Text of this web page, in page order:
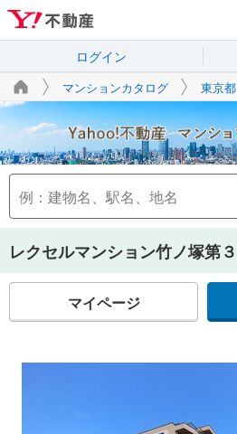
ログイン
マンションカタログ 東京都
レクセルマンション竹ノ塚第３
マイページ